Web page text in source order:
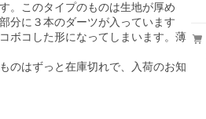
。このタイプのものは生地が厚め
分に３本のダーツが入っています
ボコした形になってしまいます。薄
のはずっと在庫切れで、入荷のお知